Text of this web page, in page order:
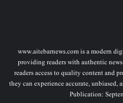
www.aitebarnews.com is a modern
providing readers with authentic
readers access to quality content and
they can experience accurate, unbiased,
Publication: